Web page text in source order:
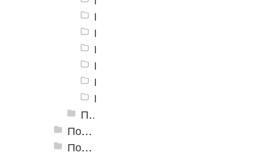
Порог алюминиевый А-45
Порог алюминиевый А-45
Порог алюминиевый А-45
Порог алюминиевый А-45
Порог алюминиевый А-45
Порог алюминиевый А-45
Порог алюминиевый А-45 45х4,4мм, Крашенные
Пороги алюминиевые B-1 30х4,2 мм (скрытый крепеж)
Пороги алюминиевые B-2 37х4,4 мм (скрытый крепеж)